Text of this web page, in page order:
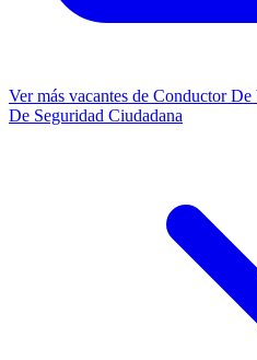
Ver más vacantes de Conductor
De Seguridad Ciudadana